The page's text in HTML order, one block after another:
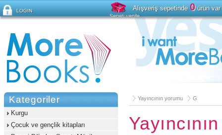
Yayıncının yorumu G
Kategoriler
Kurgu
Çocuk ve gençlik kitapları
LOGIN
Şifreyi mi unuttunuz?
Alışveriş sepetinde0ürün var
Sepeti yenile